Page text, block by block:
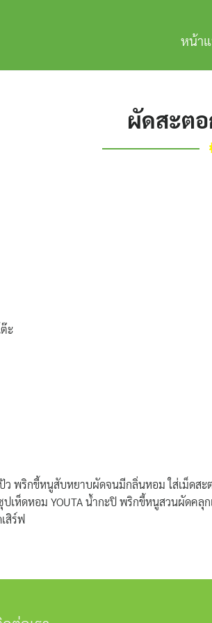
หน้า
ผัดสะตอ
ะ
ว พริกขี้หนูสับหยาบผัดจนมีกลิ่นหอม ใส่เม็ดสะ
เห็ดหอม YOUTA น้ำกะปิ พริกขี้หนูสวนผัดค
สิร์ฟ